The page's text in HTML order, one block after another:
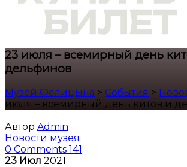
23 июля – всемирный день
дельфинов
Музей Фелицына > События >
июля – всемирный день китов и
Автор Admin
Новости музея
0 Comments 141
23 Июл 2021